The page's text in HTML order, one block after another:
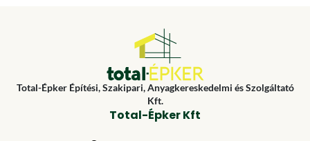
Total-Épker Építési, Szakipari, Anyagkereskedelmi és Szolgáltató
Kft.
Total-Épker Kft